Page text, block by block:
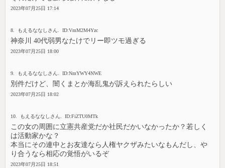
2023年07月25日 17:14
8. もえるななしさん. ID:VmM2M4Yzc
神奈川 40代弱男なたけでリー即ツモ過ぎる
2023年07月25日 18:00
9. もえるななしさん. ID:NmYWY4NWE
別件だけど、闇くまとか海乱鬼が訴えられたらしい
2023年07月25日 18:02
10. もえるななしさん. ID:FiZTU0MTk
この女の周囲に立憲共産党だか社民だかいなかったか？若しく
は活動家かな？
本当にその連中とお友達なら人権ヤクザみたいなもんだし、や
り合うなら相応の覚悟がいるぞ
2023年07月25日 18:51